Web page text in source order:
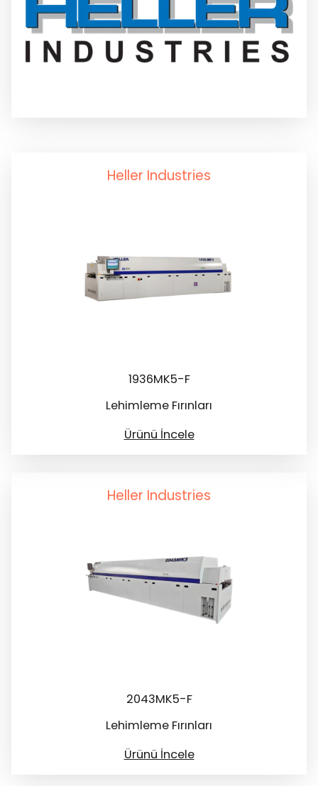
Curüf Ayırma
Heller Industries
1936MK5-F
Lehimleme Fırınları
Ürünü İncele
Heller Industries
2043MK5-F
Lehimleme Fırınları
Ürünü İncele